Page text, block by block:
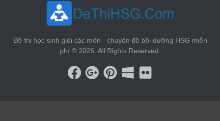
Đề thi học sinh giỏi các môn - chuyên đề bồi dưỡng HSG miễn
phí © 2026. All Rights Reserved.